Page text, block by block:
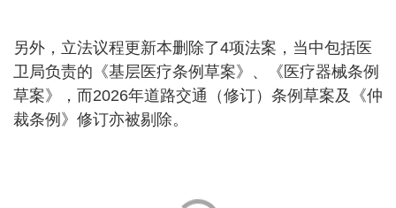
另外，立法议程更新本删除了4项法案，当中包括医
卫局负责的《基层医疗条例草案》、《医疗器械条例
草案》，而2026年道路交通（修订）条例草案及《仲
裁条例》修订亦被剔除。